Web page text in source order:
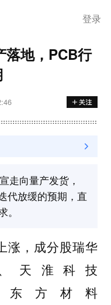
登录
地，PCB行
走向量产发货，
代放缓的预期，直
涨，成分股瑞华
、天淮科技
东方材料